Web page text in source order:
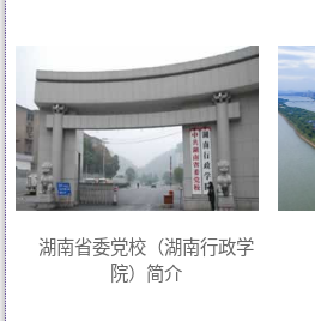
湖南省委党校（湖南行政学
院）简介